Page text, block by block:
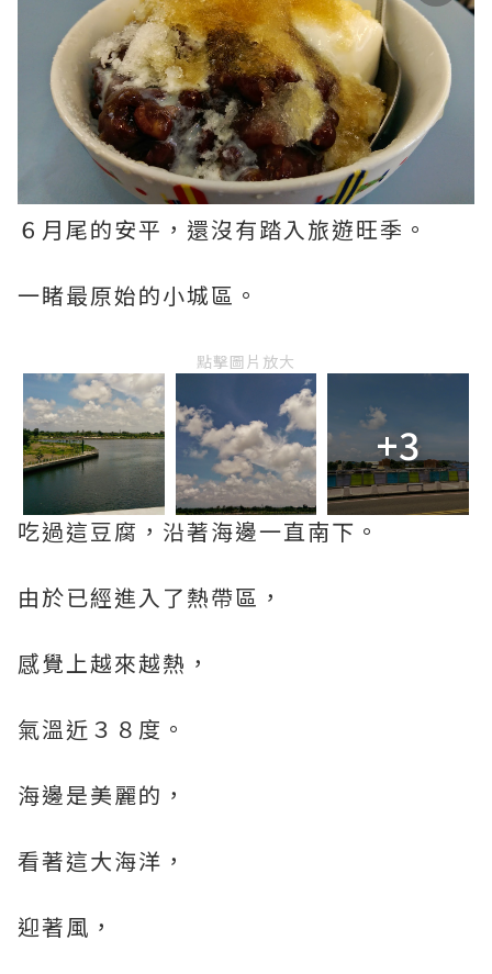
６月尾的安平，還沒有踏入旅遊旺季。
一睹最原始的小城區。
點擊圖片放大
+3
吃過這豆腐，沿著海邊一直南下。
由於已經進入了熱帶區，
感覺上越來越熱，
氣溫近３８度。
海邊是美麗的，
看著這大海洋，
迎著風，